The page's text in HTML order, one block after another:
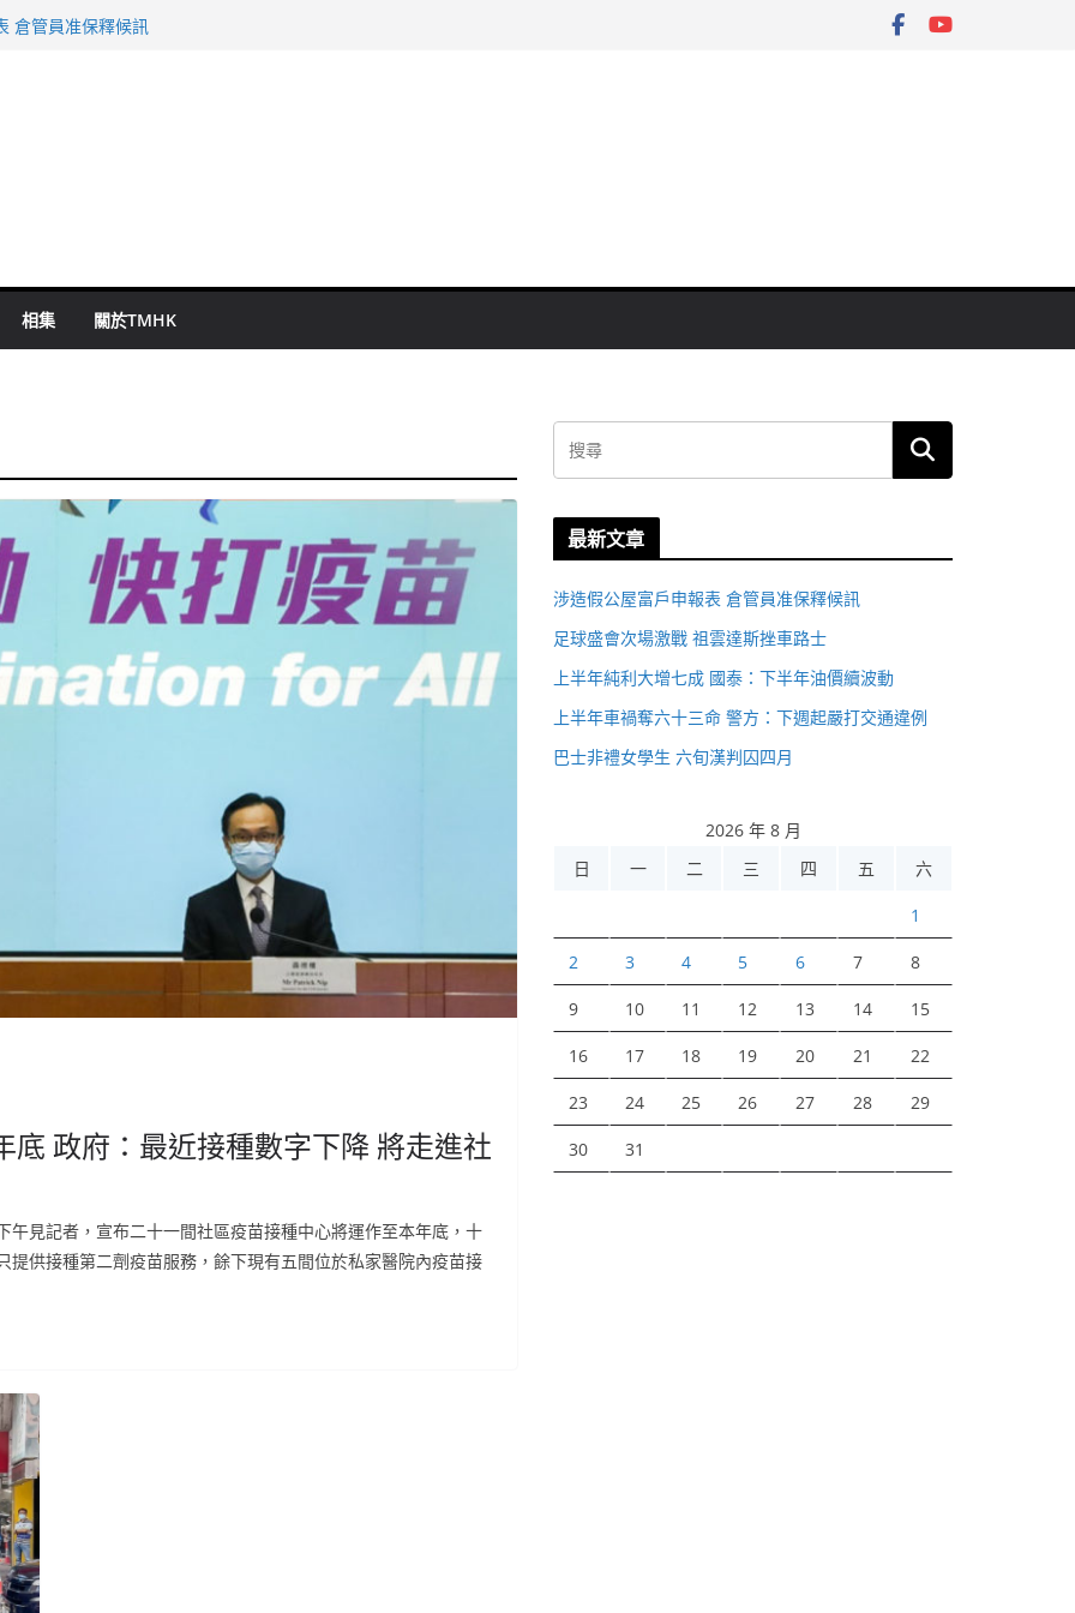
判囚四月
倉管員准保釋候訊
相集 關於TMHK
政府：最近接種數字下降 將走進社
見記者，宣布二十一間社區疫苗接種中心將運作至本年底，十
供接種第二劑疫苗服務，餘下現有五間位於私家醫院內疫苗接
最新文章
涉造假公屋富戶申報表 倉管員准保釋候訊
足球盛會次場激戰 祖雲達斯挫車路士
上半年純利大增七成 國泰：下半年油價續波動
上半年車禍奪六十三命 警方：下週起嚴打交通違例
巴士非禮女學生 六旬漢判囚四月
2026 年 8 月
日
一 二 三 四 五 六
1
2 3 4 5 6 7 8
9 10 11 12 13 14 15
16 17 18 19 20 21 22
23 24 25 26 27 28 29
30 31